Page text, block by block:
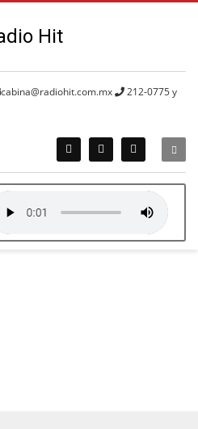
cabina@radiohit.com.mx
212-0775 y